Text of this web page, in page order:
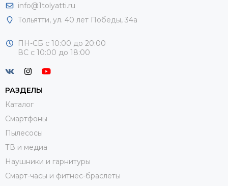
info@1tolyatti.ru
Тольятти, ул. 40 лет Победы, 34а
ПН-СБ с 10:00 до 20:00
ВС с 10:00 до 18:00
РАЗДЕЛЫ
Каталог
Смартфоны
Пылесосы
ТВ и медиа
Наушники и гарнитуры
Смарт-часы и фитнес-браслеты